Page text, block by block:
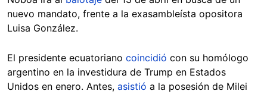
nuevo mandato, frente a la exasambleísta opositora
Luisa González.
El presidente ecuatoriano coincidió con su homólogo
argentino en la investidura de Trump en Estados
Unidos en enero. Antes, asistió a la posesión de Milei